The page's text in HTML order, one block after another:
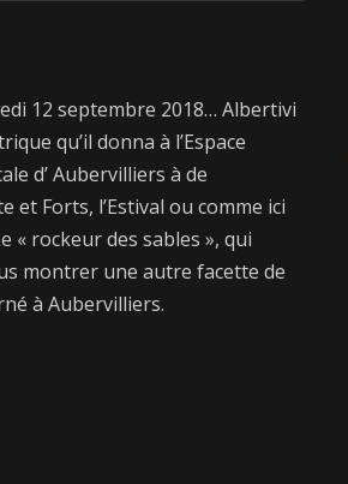
12 septembre 2018… Albertivi
qu’il donna à l’Espace
d’ Aubervilliers à de
Forts, l’Estival ou comme ici
« rockeur des sables », qui
montrer une autre facette de
à Aubervilliers.